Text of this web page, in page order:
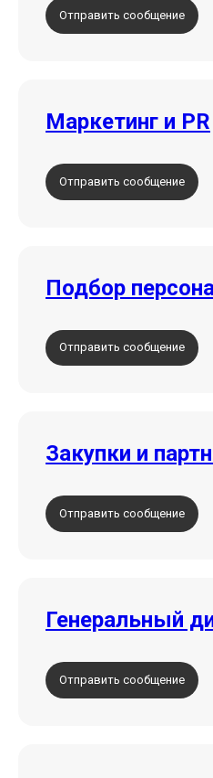
Отправить сообщение
Маркетинг и PR
Отправить сообщение
Подбор
Отправить сообщение
Закупки и
Отправить сообщение
Генеральный
Отправить сообщение